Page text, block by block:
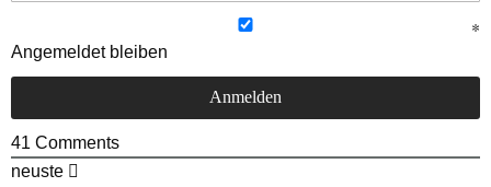
Angemeldet bleiben
41 Comments
neuste